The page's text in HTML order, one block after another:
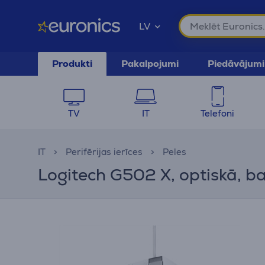
LV
Produkti Pakalpojumi Piedāvājumi
TV IT Telefoni
IT Perifērijas ierīces Peles
Logitech G502 X, optiskā,